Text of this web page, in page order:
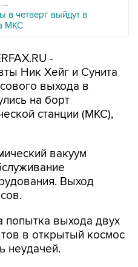
→
в четверг выйдут в
МКС
-
Ник Хейг и Сунита
выхода в
на борт
станции (МКС),
вакуум
Выход
выхода двух
в открытый космос
неудачей.